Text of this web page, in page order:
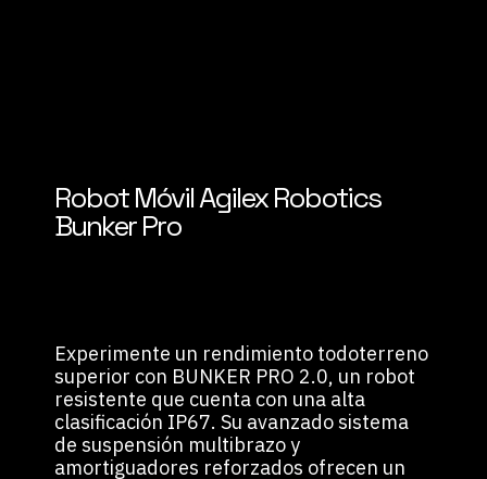
Robot Móvil Agilex Robotics
Bunker Pro
Experimente un rendimiento todoterreno
superior con BUNKER PRO 2.0, un robot
resistente que cuenta con una alta
clasificación IP67. Su avanzado sistema
de suspensión multibrazo y
amortiguadores reforzados ofrecen un